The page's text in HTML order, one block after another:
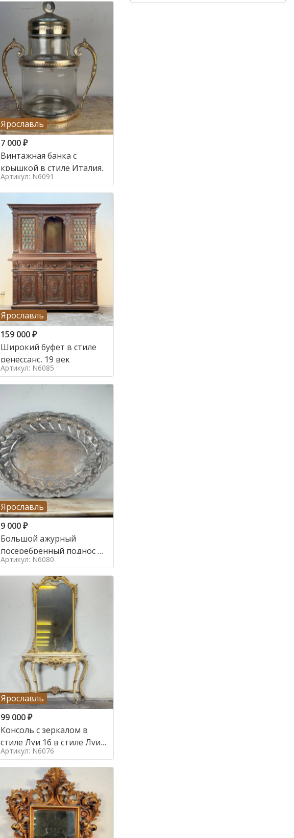
Ярославль
7 000₽
Винтажная банка с
крышкой в стиле Италия,
Артикул: N6091
Ярославль
159 000₽
Широкий буфет в стиле
ренессанс, 19 век
Артикул: N6085
Ярославль
9 000₽
Большой ажурный
посеребренный поднос в
стиле
Артикул: N6080
Ярославль
99 000₽
Консоль с зеркалом в
стиле Луи 16 в стиле Луи
16, Италия,
Артикул: N6076